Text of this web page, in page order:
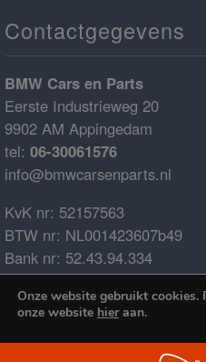
Contactgegevens
BMW Cars en Parts
Eerste Industrieweg 20
9902 AM Appingedam
tel: 06-30061576
info@bmwcarsenparts.nl
KvK nr: 52157563
BTW nr: NL001423607b49
Bank nr: 52.43.94.334
IBAN: NL68ABNA0524394334
BIC: ABNANL2A
Onze website gebruikt
onze website hieraan.